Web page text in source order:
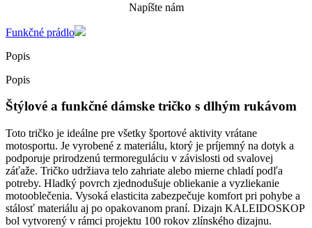
Napíšte nám
Funkčné prádlo
Popis
Popis
Štýlové a funkčné dámske tričko s dlhým rukávom
Toto tričko je ideálne pre všetky športové aktivity vrátane
motosportu. Je vyrobené z materiálu, ktorý je príjemný na dotyk a
podporuje prirodzenú termoreguláciu v závislosti od svalovej
záťaže. Tričko udržiava telo zahriate alebo mierne chladí podľa
potreby. Hladký povrch zjednodušuje obliekanie a vyzliekanie
motooblečenia. Vysoká elasticita zabezpečuje komfort pri pohybe a
stálosť materiálu aj po opakovanom praní. Dizajn KALEIDOSKOP
bol vytvorený v rámci projektu 100 rokov zlínského dizajnu.